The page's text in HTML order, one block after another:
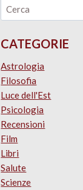
CATEGORIE
Astrologia
Filosofia
Luce dell'Est
Psicologia
Recensioni
Film
Libri
Salute
Scienze